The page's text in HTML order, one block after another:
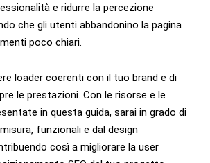
e ridurre la percezione
che gli utenti abbandonino la pagina
poco chiari.
loader coerenti con il tuo brand e di
le prestazioni. Con le risorse e le
in questa guida, sarai in grado di
funzionali e dal design
così a migliorare la user